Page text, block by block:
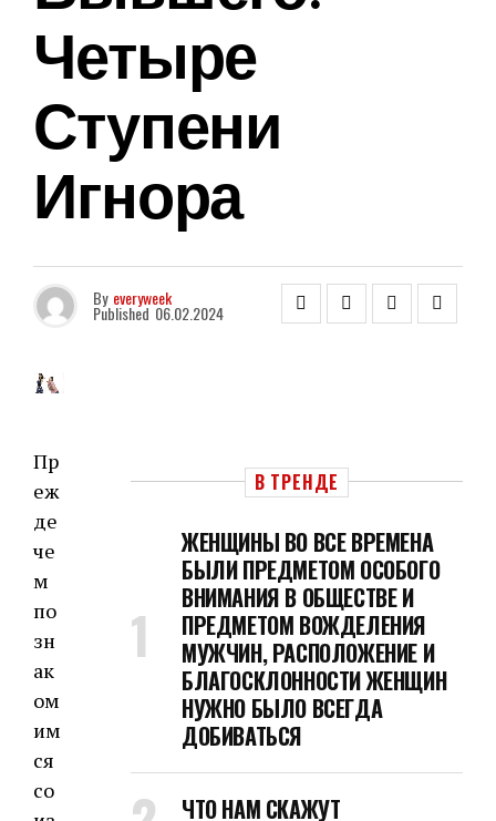
Четыре
Ступени
Игнора
By everyweek
Published 06.02.2024
Пр
еж
де
че
м
по
зн
ак
ом
им
ся
со
В ТРЕНДЕ
ЖЕНЩИНЫ ВО ВСЕ ВРЕМЕНА
БЫЛИ ПРЕДМЕТОМ ОСОБОГО
ВНИМАНИЯ В ОБЩЕСТВЕ И
ПРЕДМЕТОМ ВОЖДЕЛЕНИЯ
МУЖЧИН, РАСПОЛОЖЕНИЕ И
БЛАГОСКЛОННОСТИ ЖЕНЩИН
НУЖНО БЫЛО ВСЕГДА
ДОБИВАТЬСЯ
ЧТО НАМ СКАЖУТ